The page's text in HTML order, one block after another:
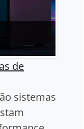
de
sistemas